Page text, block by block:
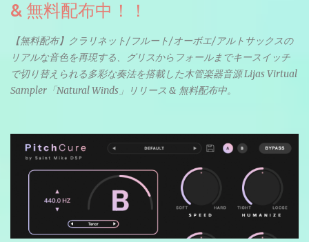
& 無料配布中！！
【無料配布】クラリネット/フルート/オーボエ/アルトサックスの
リアルな音色を再現する、グリスからフォールまでキースイッチ
で切り替えられる多彩な奏法を搭載した木管楽器音源 Lijas Virtual
Sampler「Natural Winds」リリース & 無料配布中。